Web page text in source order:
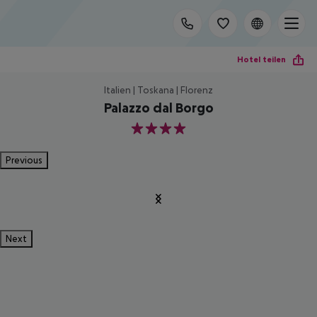
Hotel teilen
Italien | Toskana | Florenz
Palazzo dal Borgo
4
Previous
Next